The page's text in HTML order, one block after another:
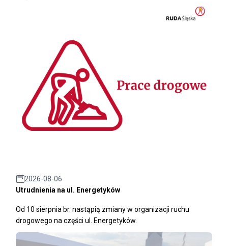
2026-08-06
Utrudnienia na ul. Energetyków
Od 10 sierpnia br. nastąpią zmiany w organizacji ruchu
drogowego na części ul. Energetyków.